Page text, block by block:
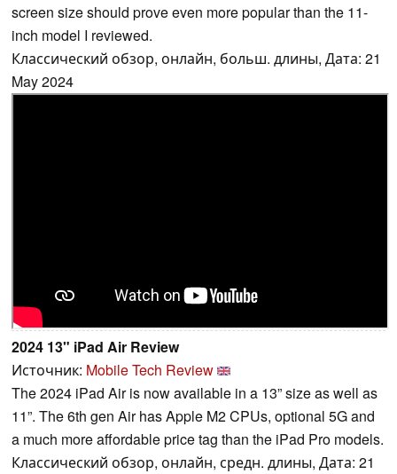
screen size should prove even more popular than the 11-
inch model I reviewed.
Классический обзор, онлайн, больш. длины, Дата: 21
May 2024
2024 13" iPad Air Review
Источник: Mobile Tech Review
The 2024 iPad Air is now available in a 13” size as well as
11”. The 6th gen Air has Apple M2 CPUs, optional 5G and
a much more affordable price tag than the iPad Pro models.
Классический обзор, онлайн, средн. длины, Дата: 21